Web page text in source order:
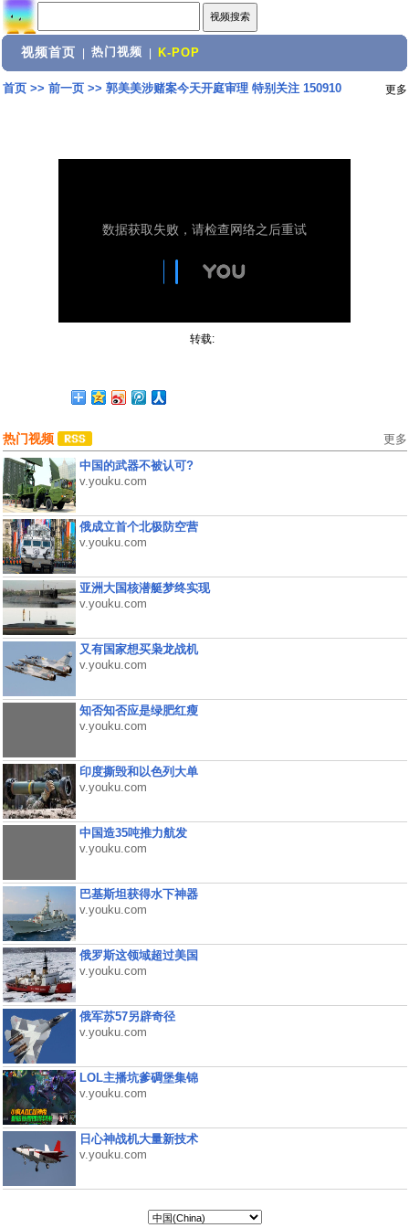
视频首页 热门视频 K-POP
首页>> 前一页>> 郭美美涉赌案今天开庭审理 特别关注 150910 更多
转载:
热门视频 更多
中国的武器不被认可?
v.youku.com
俄成立首个北极防空营
v.youku.com
亚洲大国核潜艇梦终实现
v.youku.com
又有国家想买枭龙战机
v.youku.com
知否知否应是绿肥红瘦
v.youku.com
印度撕毁和以色列大单
v.youku.com
中国造35吨推力航发
v.youku.com
巴基斯坦获得水下神器
v.youku.com
俄罗斯这领域超过美国
v.youku.com
俄军苏57另辟奇径
v.youku.com
LOL主播坑爹碉堡集锦
v.youku.com
日心神战机大量新技术
v.youku.com